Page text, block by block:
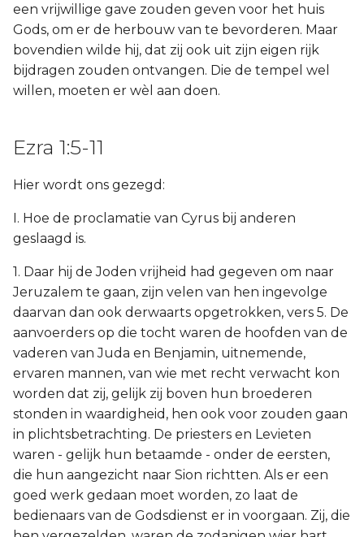
een vrijwillige gave zouden geven voor het huis
Gods, om er de herbouw van te bevorderen. Maar
bovendien wilde hij, dat zij ook uit zijn eigen rijk
bijdragen zouden ontvangen. Die de tempel wel
willen, moeten er wèl aan doen.
Ezra 1:5-11
Hier wordt ons gezegd:
I. Hoe de proclamatie van Cyrus bij anderen
geslaagd is.
1. Daar hij de Joden vrijheid had gegeven om naar
Jeruzalem te gaan, zijn velen van hen ingevolge
daarvan dan ook derwaarts opgetrokken, vers 5. De
aanvoerders op die tocht waren de hoofden van de
vaderen van Juda en Benjamin, uitnemende,
ervaren mannen, van wie met recht verwacht kon
worden dat zij, gelijk zij boven hun broederen
stonden in waardigheid, hen ook voor zouden gaan
in plichtsbetrachting. De priesters en Levieten
waren - gelijk hun betaamde - onder de eersten,
die hun aangezicht naar Sion richtten. Als er een
goed werk gedaan moet worden, zo laat de
bedienaars van de Godsdienst er in voorgaan. Zij, die